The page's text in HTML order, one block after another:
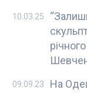
10.03.25
На
09.09.23